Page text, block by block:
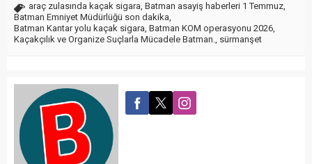
araç zulasında kaçak sigara, Batman asayiş haberleri 1 Temmuz,
Batman Emniyet Müdürlüğü son dakika,
Batman Kantar yolu kaçak sigara, Batman KOM operasyonu 2026,
Kaçakçılık ve Organize Suçlarla Mücadele Batman., sürmanşet